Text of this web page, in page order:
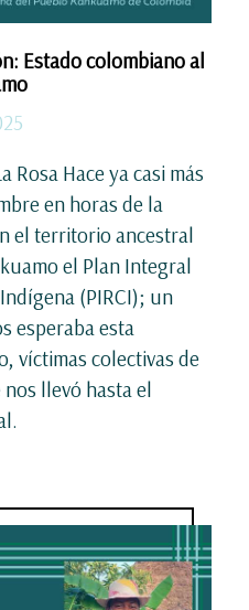
Estado colombiano al
Rosa Hace ya casi más
en horas de la
el territorio ancestral
el Plan Integral
(PIRCI); un
esperaba esta
víctimas colectivas de
llevó hasta el